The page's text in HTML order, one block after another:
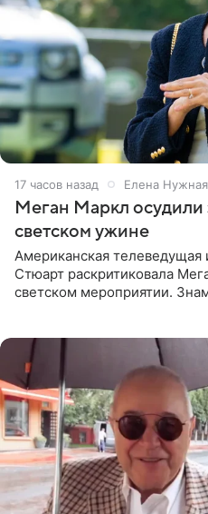
17 часов назад Елена Нужная
Меган Маркл осудили
светском ужине
Американская
Стюарт раскритиковала
светском мероприятии.